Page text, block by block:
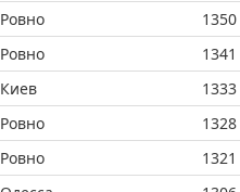
Ровно
1350
Ровно
1341
Киев
1333
Ровно
1328
Ровно
1321